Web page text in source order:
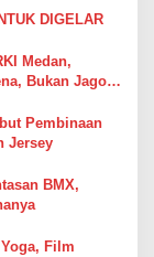
DIGELAR
Medan,
Bukan Jago
Pembinaan
Jersey
BMX,
Film